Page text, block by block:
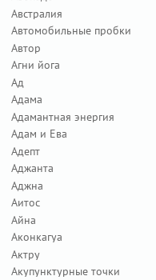
Австралия
Автомобильные пробки
Автор
Агни йога
Ад
Адама
Адамантная энергия
Адам и Ева
Адепт
Аджанта
Аджна
Аитос
Айна
Аконкагуа
Актру
Акупунктурные точки